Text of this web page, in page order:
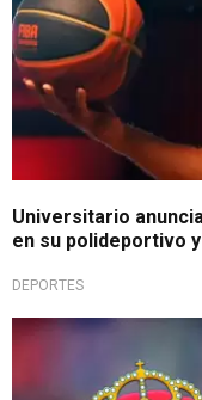
Universitario
en su polideportivo
DEPORTES
Resuena su nombre